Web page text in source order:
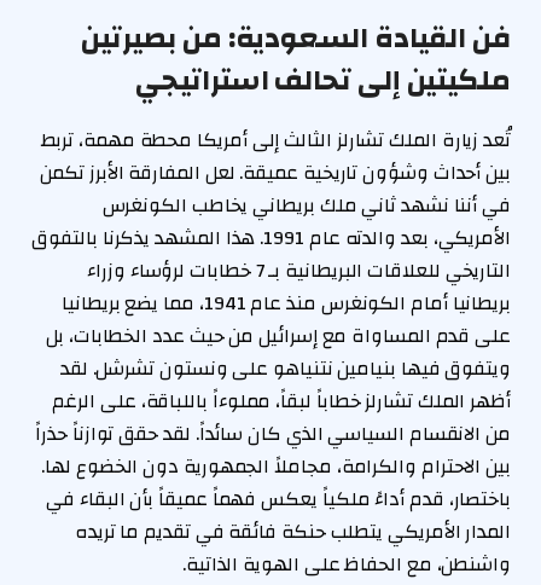
فن القيادة السعودية: من بصيرتين
ملكيتين إلى تحالف استراتيجي
تُعد زيارة الملك تشارلز الثالث إلى أمريكا محطة مهمة، تربط
بين أحداث وشؤون تاريخية عميقة. لعل المفارقة الأبرز تكمن
في أننا نشهد ثاني ملك بريطاني يخاطب الكونغرس
الأمريكي، بعد والدته عام 1991. هذا المشهد يذكرنا بالتفوق
التاريخي للعلاقات البريطانية بـ 7 خطابات لرؤساء وزراء
بريطانيا أمام الكونغرس منذ عام 1941، مما يضع بريطانيا
على قدم المساواة مع إسرائيل من حيث عدد الخطابات، بل
ويتفوق فيها بنيامين نتنياهو على ونستون تشرشل. لقد
أظهر الملك تشارلز خطاباً لبقاً، مملوءاً باللباقة، على الرغم
من الانقسام السياسي الذي كان سائداً. لقد حقق توازناً حذراً
بين الاحترام والكرامة، مجاملاً الجمهورية دون الخضوع لها.
باختصار، قدم أداءً ملكياً يعكس فهماً عميقاً بأن البقاء في
المدار الأمريكي يتطلب حنكة فائقة في تقديم ما تريده
واشنطن، مع الحفاظ على الهوية الذاتية.